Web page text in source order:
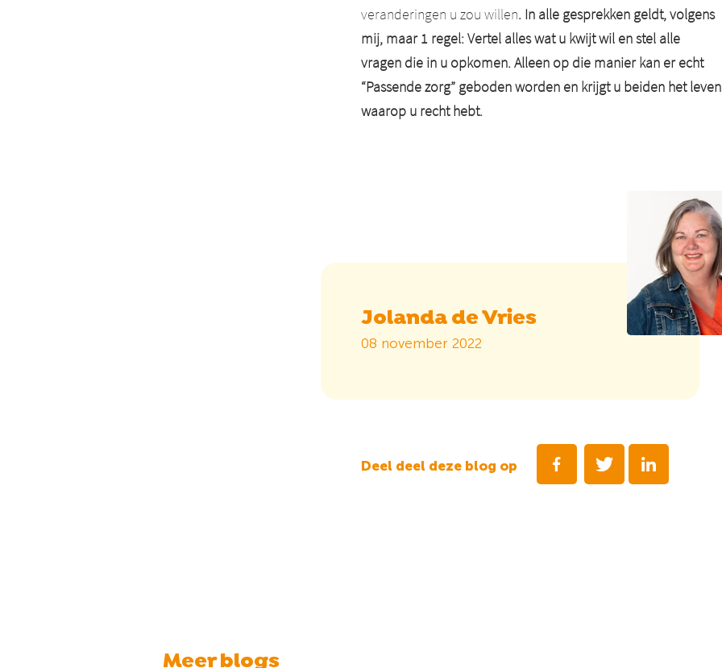
veranderingen u zou willen. In alle gesprekken geldt, volgens
mij, maar 1 regel: Vertel alles wat u kwijt wil en stel alle
vragen die in u opkomen. Alleen op die manier kan er echt
“Passende zorg” geboden worden en krijgt u beiden het leven
waarop u recht hebt.
Jolanda de Vries
08 november 2022
Deel deel deze blog op
Meer blogs